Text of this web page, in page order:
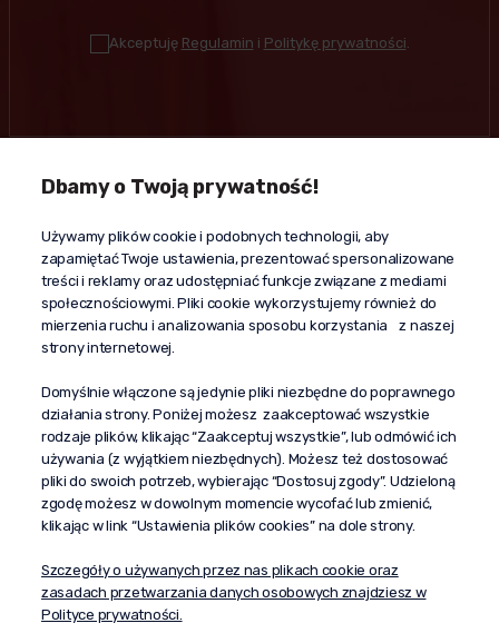
Akceptuję Regulamin i Politykę prywatności
Kontakt
+48 603 610 870
kontakt@propaganda24h.pl
“Propaganda"
al. Komisji Edukacji Narodowej 51/U5
02-797 Warszawa
Pomoc
Dostawa
Moje konto
O firmie
Dbamy o Twoją prywatność!
Używamy plików cookie i podobnych technologii, aby
zapamiętać Twoje ustawienia, prezentować spersonalizowane
treści i reklamy oraz udostępniać funkcje związane z mediami
społecznościowymi. Pliki cookie wykorzystujemy również do
mierzenia ruchu i analizowania sposobu korzystania z naszej
strony internetowej.
Domyślnie włączone są jedynie pliki niezbędne do poprawnego
działania strony. Poniżej możesz zaakceptować wszystkie
rodzaje plików, klikając “Zaakceptuj wszystkie”, lub odmówić ich
używania (z wyjątkiem niezbędnych). Możesz też dostosować
pliki do swoich potrzeb, wybierając “Dostosuj zgody”. Udzieloną
zgodę możesz w dowolnym momencie wycofać lub zmienić,
klikając w link “Ustawienia plików cookies” na dole strony.
Szczegóły o używanych przez nas plikach cookie oraz
zasadach przetwarzania danych osobowych znajdziesz w
Polityce prywatności.